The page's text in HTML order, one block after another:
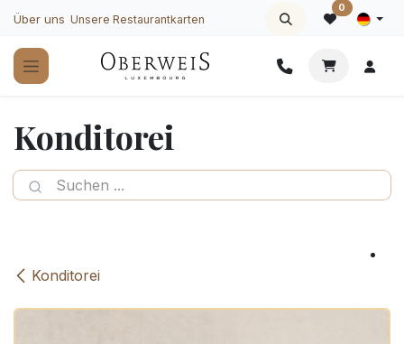
Zum Inhalt springen
Über uns Unsere Restaurantkarten
0
Konditorei
Konditorei